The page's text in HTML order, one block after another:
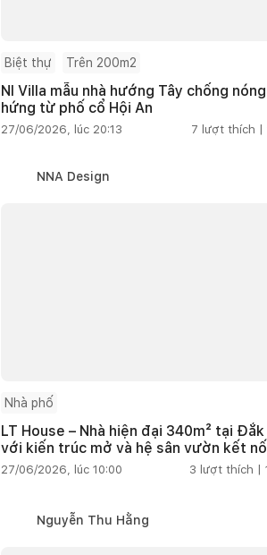
Biệt thự Trên 200m2
NI Villa mẫu nhà hướng Tây chống
hứng từ phố cổ Hội An
27/06/2026, lúc 20:13 7 lượt thích |
NNA Design
Nhà phố
LT House – Nhà hiện đại 340m² tại
với kiến trúc mở và hệ sân vườn kết
27/06/2026, lúc 10:00 3 lượt thích |
Nguyễn Thu Hằng